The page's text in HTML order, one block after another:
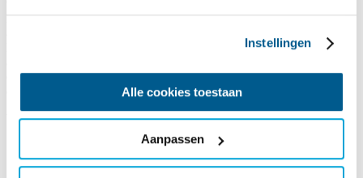
Instellingen
Alle cookies toestaan
Aanpassen
leer je niet alleen hoe het is om te werken bij een organisatie die
lichamelijke of verstandelijke beperking, maar draag je ook direct bij
deelnemers. Dat in combinatie met een betrokken team maakt dit
een mooie plek om je carrière mee te starten.
Wat ga je doen?
Het beheren en verder uitbouwen van onze sociale
mediakanalen, waaronder ons TikTok-account.